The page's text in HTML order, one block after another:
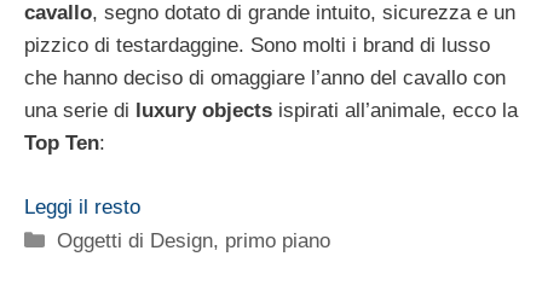
cavallo, segno dotato di grande intuito, sicurezza e un
pizzico di testardaggine. Sono molti i brand di lusso
che hanno deciso di omaggiare l’anno del cavallo con
una serie di
luxury objects ispirati all’animale, ecco la
Top Ten:
Leggi il resto
Categorie
Oggetti di Design, primo piano